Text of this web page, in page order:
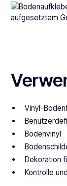
Vinyl-
Bodenvinyl
Dekoration
Kontrolle